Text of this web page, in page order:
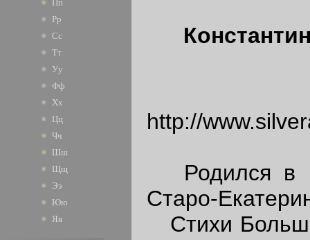
Пп
Рр
Сс
Тт
Уу
Фф
Хх
Цц
Чч
Шш
Щщ
Ээ
Юю
Яя
http://
Родился в
Старо-
Стихи